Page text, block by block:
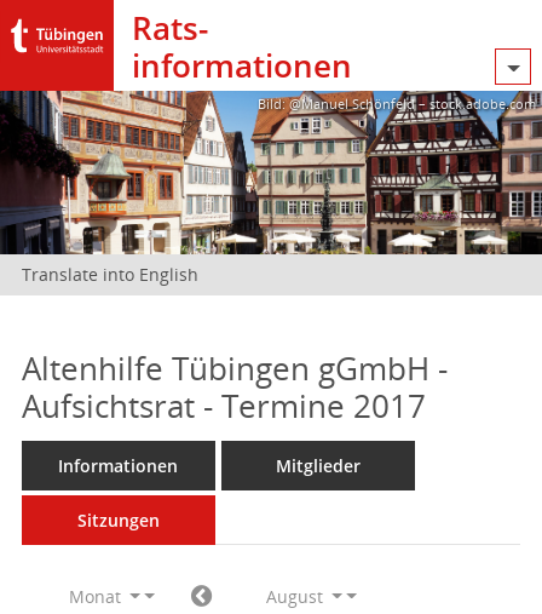
Rats­
informationen
Bild: @Manuel Schönfeld – stock.adobe.com
Translate into English
Altenhilfe Tübingen gGmbH -
Aufsichtsrat - Termine 2017
Informationen Mitglieder
Sitzungen
Monat
August